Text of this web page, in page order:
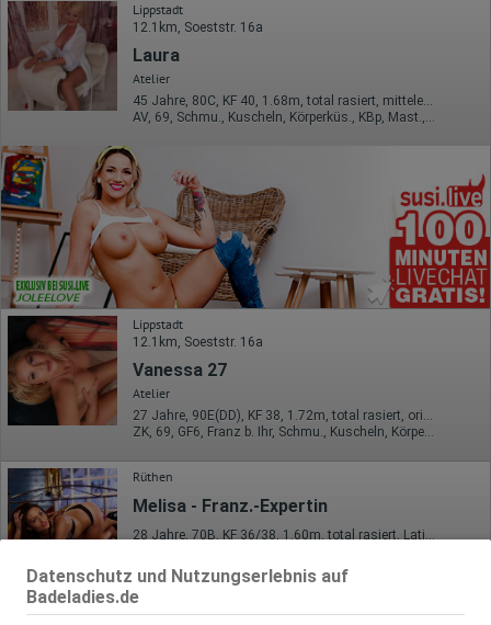
Datenschutz und Nutzungserlebnis auf
Badeladies.de
Lippstadt
12.1km, Soeststr. 16a
Laura
Atelier
45 Jahre, 80C, KF 40, 1.68m, total rasiert, mitteleuropäisch
AV, 69, Schmu., Kuscheln, Körperküs., KBp, Mast., FE
Lippstadt
12.1km, Soeststr. 16a
Vanessa 27
Atelier
27 Jahre, 90E(DD), KF 38, 1.72m, total rasiert, orientalisch
ZK, 69, GF6, Franz b. Ihr, Schmu., Kuscheln, Körperküs., AV b. Ihm
Rüthen
Melisa - Franz.-Expertin
28 Jahre, 70B, KF 36/38, 1.60m, total rasiert, Latina
Paderborn
16.9km, Stettiner Str. 22